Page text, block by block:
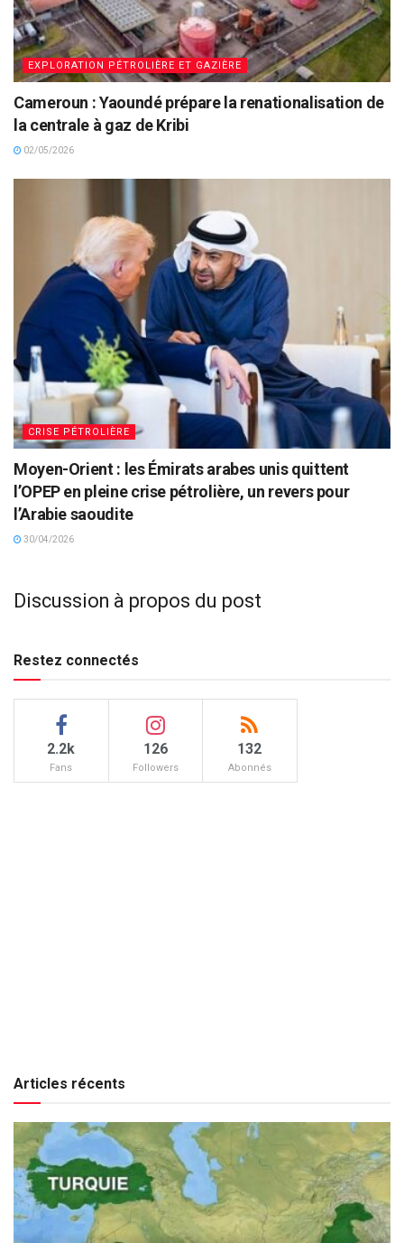
EXPLORATION PÉTROLIÈRE ET GAZIÈRE
Cameroun : Yaoundé prépare la renationalisation de
la centrale à gaz de Kribi
02/05/2026
CRISE PÉTROLIÈRE
Moyen-Orient : les Émirats arabes unis quittent
l’OPEP en pleine crise pétrolière, un revers pour
l’Arabie saoudite
30/04/2026
Discussion à propos du post
Restez connectés
2.2k
Fans
126
Followers
132
Abonnés
Articles récents